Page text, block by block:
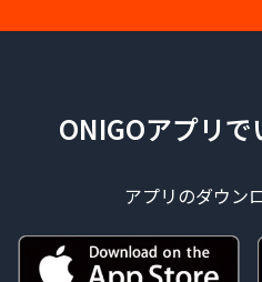
ONIGOアプリ
アプリのダウン